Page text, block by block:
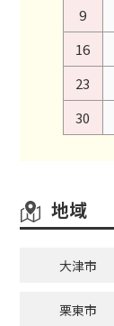
9
16
23
30
地域
大津市
栗東市